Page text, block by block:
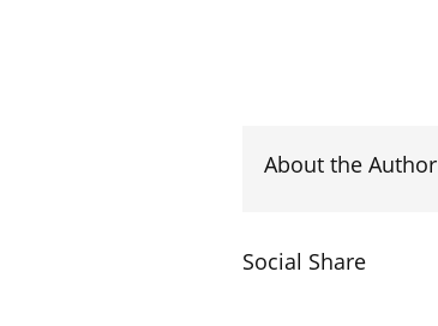
About the Author
Social Share